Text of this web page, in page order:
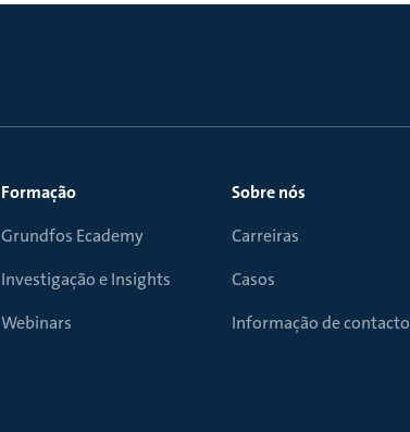
Formação
Grundfos Ecademy
Investigação e Insights
Webinars
Sobre nós
Carreiras
Casos
Informação de contacto